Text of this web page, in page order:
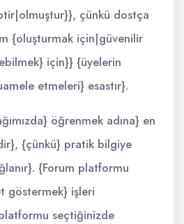
çünkü dostça
{oluşturmak için|güvenilir
için}} {üyelerin
etmeleri} esastır}.
öğrenmek adına} en
{çünkü} pratik bilgiye
{Forum platformu
göstermek} işleri
seçtiğinizde